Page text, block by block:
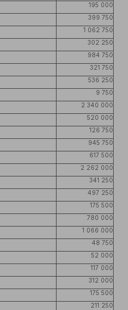
195 000
399 750
1 062 750
302 250
984 750
321 750
536 250
9 750
2 340 000
520 000
126 750
945 750
617 500
2 262 000
341 250
497 250
175 500
780 000
1 066 000
48 750
52 000
117 000
312 000
175 500
211 250